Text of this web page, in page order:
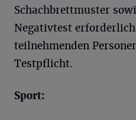
Schachbrettmuster
Negativtest
teilnehmenden
Testpflicht.
Sport: